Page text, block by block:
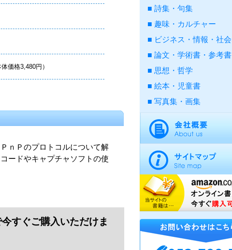
価格3,480円）
ｎＰのプロトコルについて解
ードやキャプチャソフトの使
すぐご購入いただけま
詩集・句集
趣味・カルチャー
ビジネス・情報・社会
論文・学術書・参考書
思想・哲学
絵本・児童書
写真集・画集